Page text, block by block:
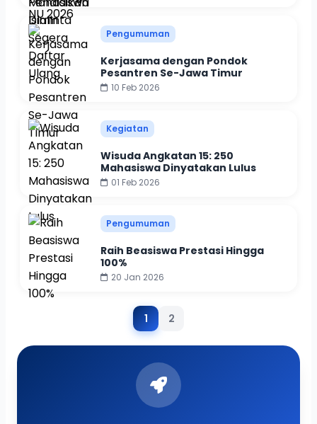
Pengumuman
Kerjasama dengan Pondok
Pesantren Se-Jawa Timur
10 Feb 2026
Kegiatan
Wisuda Angkatan 15: 250
Mahasiswa Dinyatakan Lulus
01 Feb 2026
Pengumuman
Raih Beasiswa Prestasi Hingga
100%
20 Jan 2026
1 2